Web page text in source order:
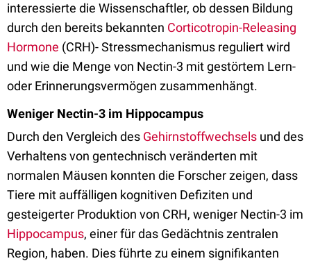
interessierte die Wissenschaftler, ob dessen Bildung
durch den bereits bekannten Corticotropin-Releasing
Hormone (CRH)- Stressmechanismus reguliert wird
und wie die Menge von Nectin-3 mit gestörtem Lern-
oder Erinnerungsvermögen zusammenhängt.
Weniger Nectin-3 im Hippocampus
Durch den Vergleich des Gehirnstoffwechsels und des
Verhaltens von gentechnisch veränderten mit
normalen Mäusen konnten die Forscher zeigen, dass
Tiere mit auffälligen kognitiven Defiziten und
gesteigerter Produktion von CRH, weniger Nectin-3 im
Hippocampus, einer für das Gedächtnis zentralen
Region, haben. Dies führte zu einem signifikanten